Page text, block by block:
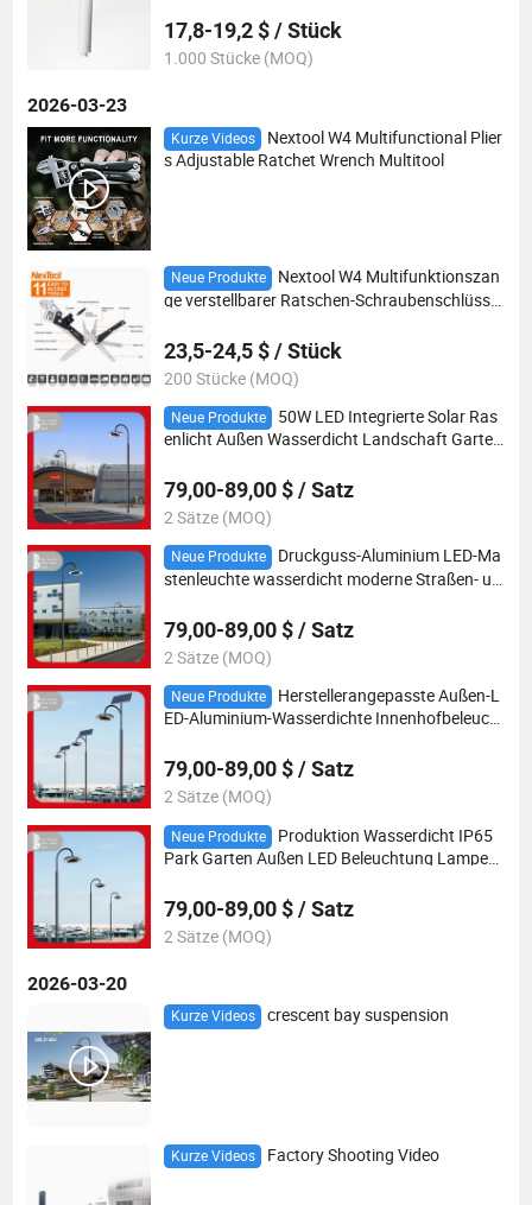
17,8-19,2 $ / Stück
1.000 Stücke (MOQ)
2026-03-23
Kurze Videos
Nextool W4 Multifunctional Plier
s Adjustable Ratchet Wrench Multitool
Neue Produkte
Nextool W4 Multifunktionszan
ge verstellbarer Ratschen-Schraubenschlüssel
23,5-24,5 $ / Stück
200 Stücke (MOQ)
Neue Produkte
50W LED Integrierte Solar Ras
enlicht Außen Wasserdicht Landschaft Garten
Pfahl Licht
79,00-89,00 $ / Satz
2 Sätze (MOQ)
Neue Produkte
Druckguss-Aluminium LED-Ma
stenleuchte wasserdicht moderne Straßen- un
sbeleuchtung
79,00-89,00 $ / Satz
2 Sätze (MOQ)
Neue Produkte
Herstellerangepasste Außen-L
ED-Aluminium-Wasserdichte Innenhofbeleucht
79,00-89,00 $ / Satz
2 Sätze (MOQ)
Neue Produkte
Produktion Wasserdicht IP65
Park Garten Außen LED Beleuchtung Lampe
79,00-89,00 $ / Satz
2 Sätze (MOQ)
2026-03-20
Kurze Videos crescent bay suspension
Kurze Videos Factory Shooting Video